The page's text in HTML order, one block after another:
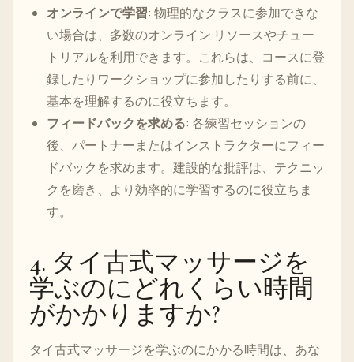
オンラインで学習: 物理的なクラスに参加できな
い場合は、多数のオンライン リソースやチュー
トリアルを利用できます。これらは、コースに登
録したりワークショップに参加したりする前に、
基本を理解するのに役立ちます。
フィードバックを求める: 各練習セッションの
後、パートナーまたはインストラクターにフィー
ドバックを求めます。建設的な批評は、テクニッ
クを磨き、より効率的に学習するのに役立ちま
す。
4. タイ古式マッサージを
学ぶのにどれくらい時間
がかかりますか?
タイ古式マッサージを学ぶのにかかる時間は、あな